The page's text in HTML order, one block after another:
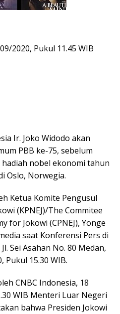
2020, Pukul 11.45 WIB
Ir. Joko Widodo akan
PBB ke-75, sebelum
nobel ekonomi tahun
Oslo, Norwegia.
Ketua Komite Pengusul
(KPNEJ)/The Commitee
for Jokowi (CPNEJ), Yonge
saat Konferensi Pers di
Sei Asahan No. 80 Medan,
Pukul 15.30 WIB.
CNBC Indonesia, 18
WIB Menteri Luar Negeri
bahwa Presiden Jokowi